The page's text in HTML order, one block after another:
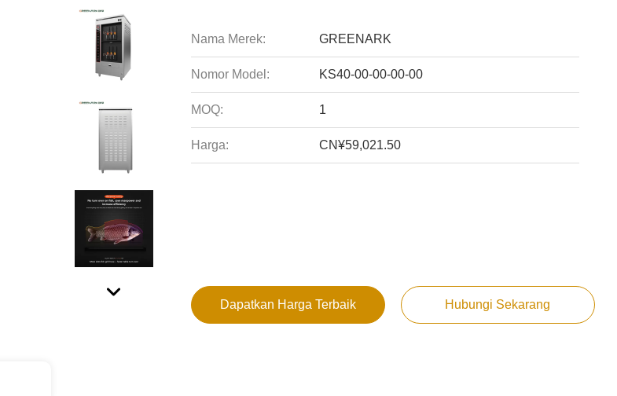
Nama Merek: GREENARK
Nomor Model: KS40-00-00-00-00
MOQ: 1
Harga: CN¥59,021.50
Dapatkan Harga Terbaik Hubungi Sekarang